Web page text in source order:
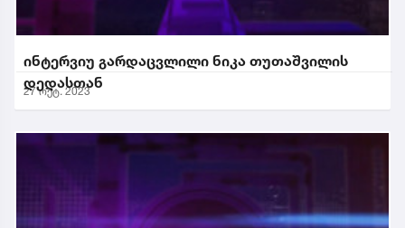
ინტერვიუ გარდაცვლილი ნიკა თუთაშვილის
დედასთან
27 ოქტ. 2023